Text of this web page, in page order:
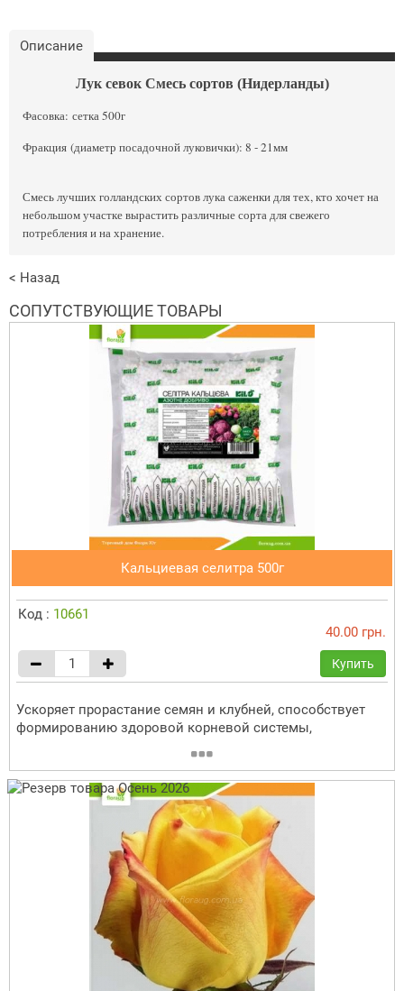
Описание
Лук севок Смесь сортов (Нидерланды)
Фасовка: сетка 500г
Фракция (диаметр посадочной луковички): 8 - 21мм
Смесь лучших голландских сортов лука саженки для тех, кто хочет на
небольшом участке вырастить различные сорта для свежего
потребления и на хранение.
< Назад
СОПУТСТВУЮЩИЕ ТОВАРЫ
Кальциевая селитра 500г
Код : 10661
40.00 грн.
Купить
Ускоряет прорастание семян и клубней, способствует
формированию здоровой корневой системы,